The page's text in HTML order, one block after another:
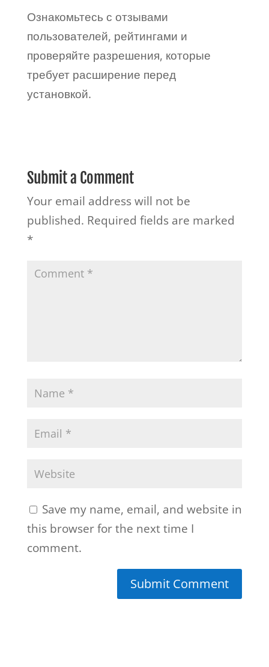
Ознакомьтесь с отзывами
пользователей, рейтингами и
проверяйте разрешения, которые
требует расширение перед
установкой.
Submit a Comment
Your email address will not be
published. Required fields are marked
*
Save my name, email, and website in
this browser for the next time I
comment.